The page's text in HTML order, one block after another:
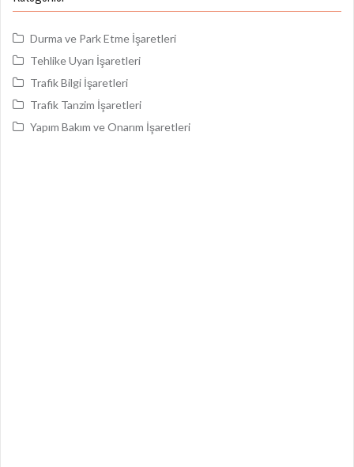
Durma ve Park Etme İşaretleri
Tehlike Uyarı İşaretleri
Trafik Bilgi İşaretleri
Trafik Tanzim İşaretleri
Yapım Bakım ve Onarım İşaretleri